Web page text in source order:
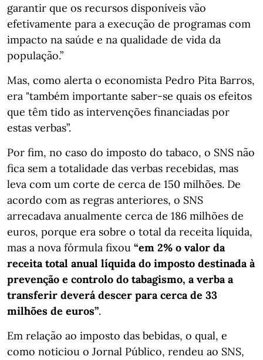
garantir que os recursos disponíveis vão
efetivamente para a execução de programas com
impacto na saúde e na qualidade de vida da
população.”
Mas, como alerta o economista Pedro Pita Barros,
era "também importante saber-se quais os efeitos
que têm tido as intervenções financiadas por
estas verbas”.
Por fim, no caso do imposto do tabaco, o SNS não
fica sem a totalidade das verbas recebidas, mas
leva com um corte de cerca de 150 milhões. De
acordo com as regras anteriores, o SNS
arrecadava anualmente cerca de 186 milhões de
euros, porque era sobre o total da receita líquida,
mas a nova fórmula fixou “em 2% o valor da
receita total anual líquida do imposto destinada à
prevenção e controlo do tabagismo, a verba a
transferir deverá descer para cerca de 33
milhões de euros”.
Em relação ao imposto das bebidas, o qual, e
como noticiou o Jornal Público, rendeu ao SNS,